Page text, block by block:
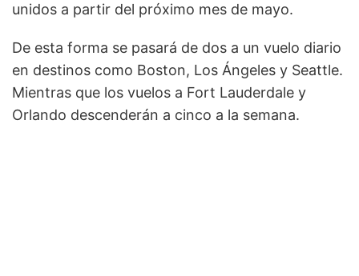
unidos a partir del próximo mes de mayo.
De esta forma se pasará de dos a un vuelo diario
en destinos como Boston, Los Ángeles y Seattle.
Mientras que los vuelos a Fort Lauderdale y
Orlando descenderán a cinco a la semana.